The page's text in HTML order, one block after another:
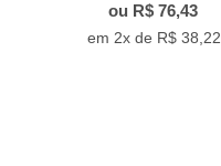
R$ 76,43
2x de R$ 38,22